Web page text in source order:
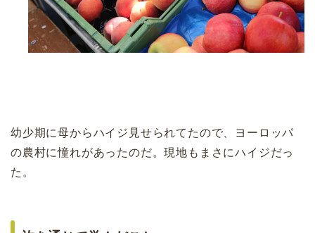
幼少期に母からハイジ見せられてたので、ヨーロッパ
の農村に憧れがあったのだ。現地もまさにハイジだっ
た。